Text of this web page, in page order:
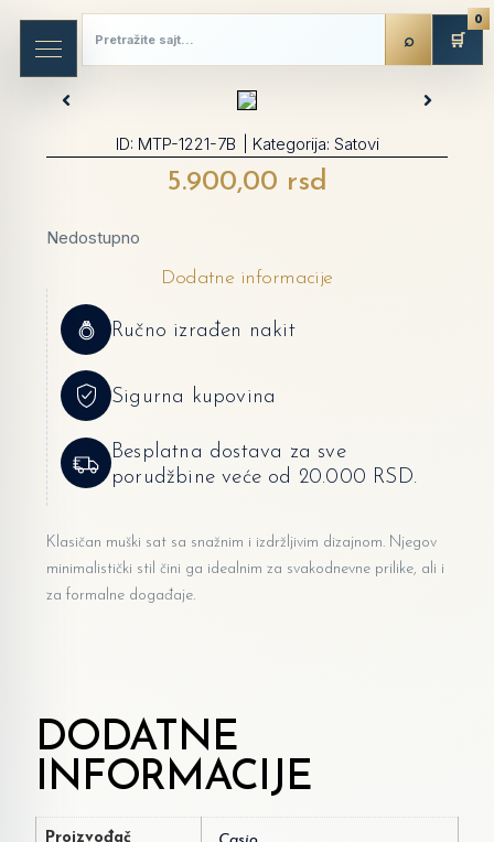
ID: MTP-1221-7B | Kategorija: Satovi
5.900,00 rsd
Nedostupno
Dodatne informacije
Ručno izrađen nakit
Sigurna kupovina
Besplatna dostava za sve
porudžbine veće od 20.000 RSD.
Klasičan muški sat sa snažnim i izdržljivim dizajnom. Njegov
minimalistički stil čini ga idealnim za svakodnevne prilike, ali i
za formalne događaje.
DODATNE
INFORMACIJE
Proizvođač
🛒
0